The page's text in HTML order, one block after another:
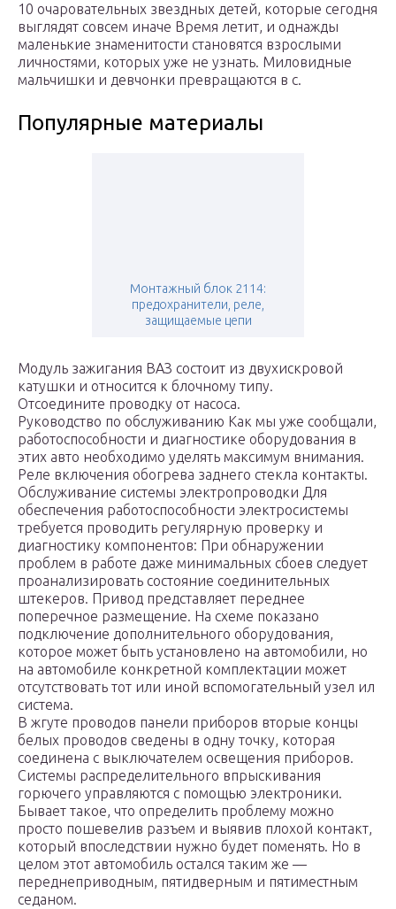
10 очаровательных звездных детей, которые сегодня
выглядят совсем иначе Время летит, и однажды
маленькие знаменитости становятся взрослыми
личностями, которых уже не узнать. Миловидные
мальчишки и девчонки превращаются в с.
Популярные материалы
Монтажный блок 2114:
предохранители, реле,
защищаемые цепи
Модуль зажигания ВАЗ состоит из двухискровой
катушки и относится к блочному типу.
Отсоедините проводку от насоса.
Руководство по обслуживанию Как мы уже сообщали,
работоспособности и диагностике оборудования в
этих авто необходимо уделять максимум внимания.
Реле включения обогрева заднего стекла контакты.
Обслуживание системы электропроводки Для
обеспечения работоспособности электросистемы
требуется проводить регулярную проверку и
диагностику компонентов: При обнаружении
проблем в работе даже минимальных сбоев следует
проанализировать состояние соединительных
штекеров. Привод представляет переднее
поперечное размещение. На схеме показано
подключение дополнительного оборудования,
которое может быть установлено на автомобили, но
на автомобиле конкретной комплектации может
отсутствовать тот или иной вспомогательный узел ил
система.
В жгуте проводов панели приборов вторые концы
белых проводов сведены в одну точку, которая
соединена с выключателем освещения приборов.
Системы распределительного впрыскивания
горючего управляются с помощью электроники.
Бывает такое, что определить проблему можно
просто пошевелив разъем и выявив плохой контакт,
который впоследствии нужно будет поменять. Но в
целом этот автомобиль остался таким же —
переднеприводным, пятидверным и пятиместным
седаном.